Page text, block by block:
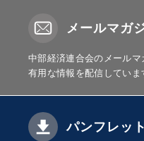
メールマガ
中部経済連合会のメールマ
有用な情報を配信していま
パンフレッ